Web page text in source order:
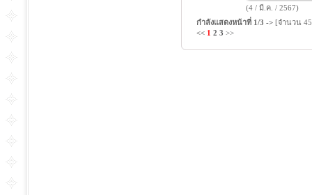
(4 / มี.ค. / 2567)
กำลังแสดงหน้าที่ 1/3 -> [จำนวน
<< 1 2 3 >>